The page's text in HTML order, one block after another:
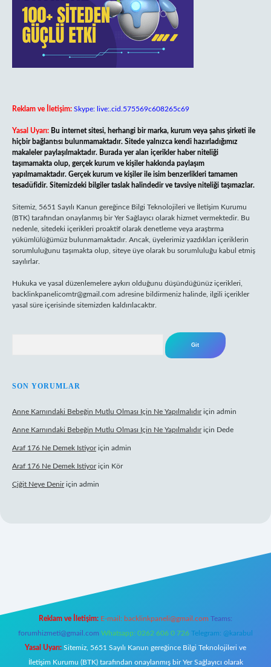
Reklam ve İletişim: Skype: live:.cid.575569c608265c69
Yasal Uyarı: Bu internet sitesi, herhangi bir marka, kurum veya şahıs şirketi ile
hiçbir bağlantısı bulunmamaktadır. Sitede yalnızca kendi hazırladığımız
makaleler paylaşılmaktadır. Burada yer alan içerikler haber niteliği
taşımamakta olup, gerçek kurum ve kişiler hakkında paylaşım
yapılmamaktadır. Gerçek kurum ve kişiler ile isim benzerlikleri tamamen
tesadüfidir. Sitemizdeki bilgiler taslak halindedir ve tavsiye niteliği taşımazlar.
Sitemiz, 5651 Sayılı Kanun gereğince Bilgi Teknolojileri ve İletişim Kurumu
(BTK) tarafından onaylanmış bir Yer Sağlayıcı olarak hizmet vermektedir. Bu
nedenle, sitedeki içerikleri proaktif olarak denetleme veya araştırma
yükümlülüğümüz bulunmamaktadır. Ancak, üyelerimiz yazdıkları içeriklerin
sorumluluğunu taşımakta olup, siteye üye olarak bu sorumluluğu kabul etmiş
sayılırlar.
Hukuka ve yasal düzenlemelere aykırı olduğunu düşündüğünüz içerikleri,
backlinkpanelicomtr@gmail.com adresine bildirmeniz halinde, ilgili içerikler
yasal süre içerisinde sitemizden kaldırılacaktır.
SON YORUMLAR
Anne Karnındaki Bebeğin Mutlu Olması Için Ne Yapılmalıdıriçin admin
Anne Karnındaki Bebeğin Mutlu Olması Için Ne Yapılmalıdıriçin Dede
Araf 176 Ne Demek Istiyoriçin admin
Araf 176 Ne Demek Istiyoriçin Kör
Çiğit Neye Deniriçin admin
Reklam ve İletişim: E-mail: backlinkpaneli@gmail.com Teams:
forumhizmeti@gmail.com Whatsapp: 0262 606 0 726 Telegram: @karabul
Yasal Uyarı: Sitemiz, 5651 Sayılı Kanun gereğince Bilgi Teknolojileri ve
İletişim Kurumu (BTK) tarafından onaylanmış bir Yer Sağlayıcı olarak